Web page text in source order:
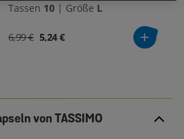
Tassen 10 | Größe L
6,99 € 5,24 €
von TASSIMO